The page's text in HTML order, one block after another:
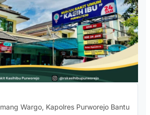
Wargo, Kapolres Purworejo Bantu